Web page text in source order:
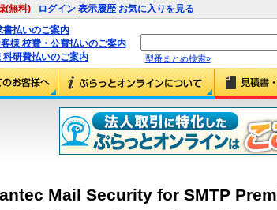
(無料) ログイン 表示履歴 お気に入りを見る
書払いのご案内
様 校費・公費払いのご案内
研費払いのご案内
型番まとめ検索»
Mail Security for SMTP